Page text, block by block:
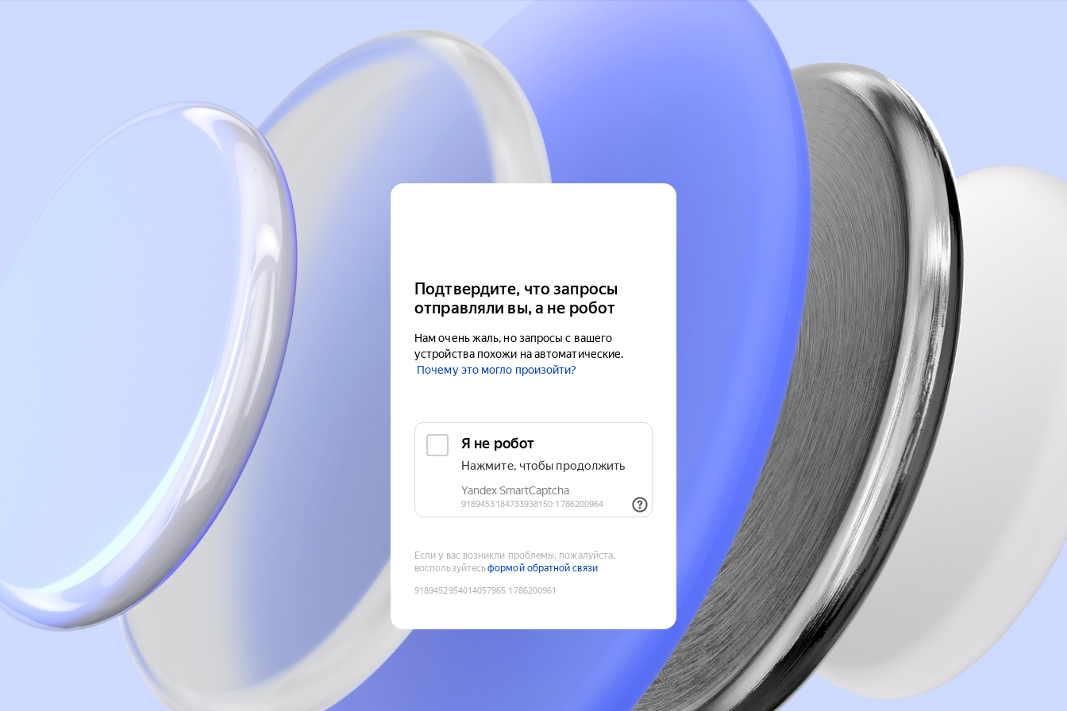
Подтвердите, что запросы
отправляли вы, а не робот
Нам очень жаль, но запросы с вашего
устройства похожи на автоматические.
Почему это могло произойти?
Если у вас возникли проблемы, пожалуйста,
воспользуйтесьформой обратной связи
9189452954014057965:1786200961